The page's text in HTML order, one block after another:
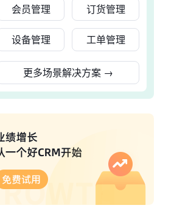
会员管理 订货管理
设备管理 工单管理
更多场景解决方案 →